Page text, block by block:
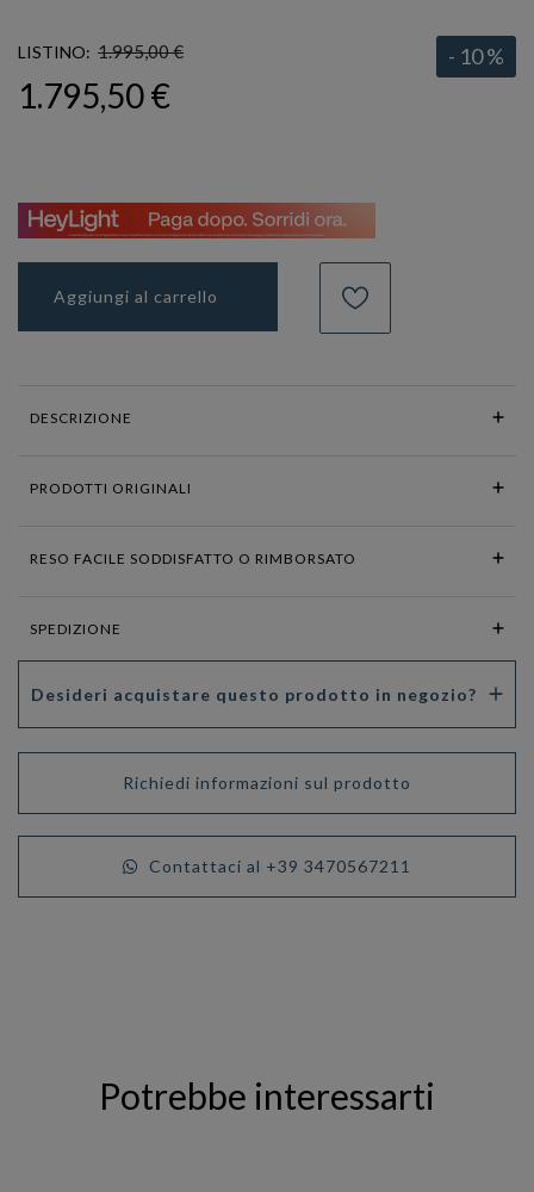
LISTINO: 1.995,00 € - 10 %
1.795,50 €
Aggiungi al carrello
DESCRIZIONE
PRODOTTI ORIGINALI
RESO FACILE SODDISFATTO O RIMBORSATO
SPEDIZIONE
Desideri acquistare questo prodotto in negozio?
Richiedi informazioni sul prodotto
Contattaci al +39 3470567211
Potrebbe interessarti